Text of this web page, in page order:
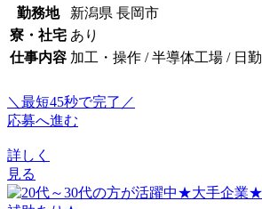
勤務地
新潟県 長岡市
寮・社宅 あり
仕事内容 加工・操作 / 半導体工場 / 日勤
＼最短45秒で完了／
応募へ進む
詳しく
見る